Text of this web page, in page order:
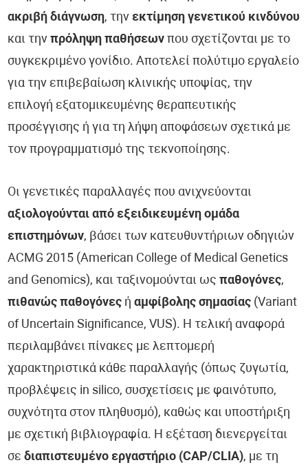
ακριβή διάγνωση, τηνεκτίμηση γενετικού κινδύνου
και τηνπρόληψη παθήσεων που σχετίζονται με το
συγκεκριμένο γονίδιο. Αποτελεί πολύτιμο εργαλείο
για την επιβεβαίωση κλινικής υποψίας, την
επιλογή εξατομικευμένης θεραπευτικής
προσέγγισης ή για τη λήψη αποφάσεων σχετικά με
τον προγραμματισμό της τεκνοποίησης.
Οι γενετικές παραλλαγές που ανιχνεύονται
αξιολογούνται από εξειδικευμένη ομάδα
επιστημόνων, βάσει των κατευθυντήριων οδηγιών
ACMG 2015 (American College of Medical Genetics
and Genomics), και ταξινομούνται ωςπαθογόνες,
πιθανώς παθογόνες ήαμφίβολης σημασίας (Variant
of Uncertain Significance, VUS). Η τελική αναφορά
περιλαμβάνει πίνακες με λεπτομερή
χαρακτηριστικά κάθε παραλλαγής (όπως ζυγωτία,
προβλέψεις in silico, συσχετίσεις με φαινότυπο,
συχνότητα στον πληθυσμό), καθώς και υποστήριξη
με σχετική βιβλιογραφία. Η εξέταση διενεργείται
σεδιαπιστευμένο εργαστήριο (CAP/CLIA), με τη